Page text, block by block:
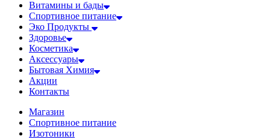
Витамины и бады
Спортивное питание
Эко Продукты
Здоровье
Косметика
Аксессуары
Бытовая Химия
Акции
Контакты
Магазин
Спортивное питание
Изотоники